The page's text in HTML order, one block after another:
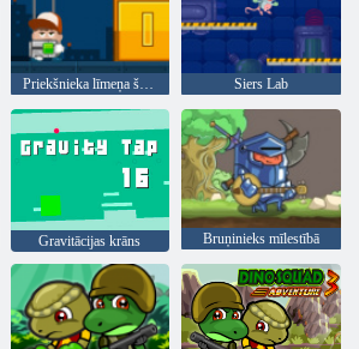
Priekšnieka līmeņa šāviens Siers Lab
Gravitācijas krāns Bruņinieks mīlestībā